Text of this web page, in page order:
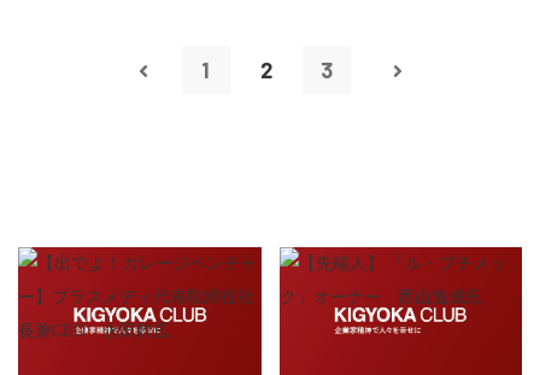
1 2 3